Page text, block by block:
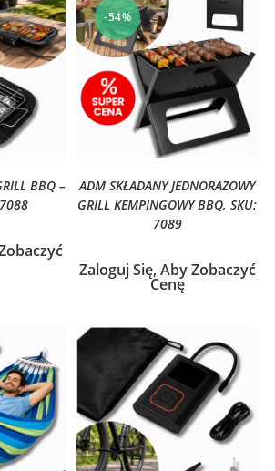
BBQ –
-54%
ADM SKŁADANY JEDNORAZOWY
GRILL KEMPINGOWY BBQ, SKU:
7089
Zaloguj Się, Aby Zobaczyć
Cenę